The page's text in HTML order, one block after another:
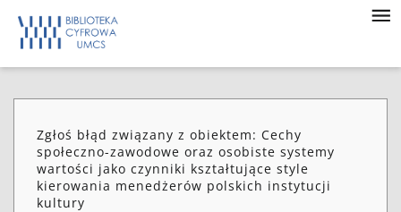
Zgłoś błąd związany z obiektem: Cechy
społeczno-zawodowe oraz osobiste systemy
wartości jako czynniki kształtujące style
kierowania menedżerów polskich instytucji
kultury